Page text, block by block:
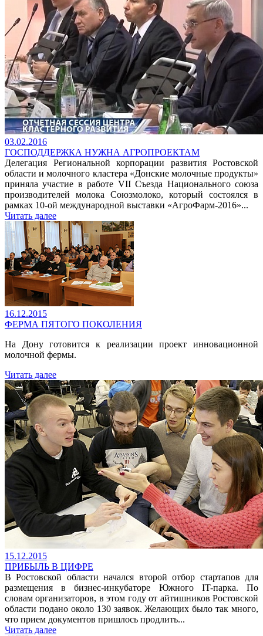
03.02.2016
ГОСПОДДЕРЖКА НУЖНА АГРОПРОЕКТАМ
Делегация Региональной корпорации развития Ростовской
области и молочного кластера «Донские молочные продукты»
приняла участие в работе VII Съезда Национального союза
производителей молока Союзмолоко, который состоялся в
рамках 10-ой международной выставки «АгроФарм-2016»...
Читать далее
16.12.2015
ФЕРМА ПЯТОГО ПОКОЛЕНИЯ
На Дону готовится к реализации проект инновационной
молочной фермы.
Читать далее
15.12.2015
ПРИБЫЛЬ В ЦИФРЕ
В Ростовской области начался второй отбор стартапов для
размещения в бизнес-инкубаторе Южного IT-парка. По
словам организаторов, в этом году от айтишников Ростовской
области подано около 130 заявок. Желающих было так много,
что прием документов пришлось продлить...
Читать далее